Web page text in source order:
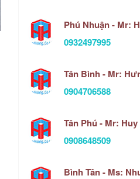
Phú Nhuận - Mr:
0932497995
Tân Bình - Mr:
0904706588
Tân Phú - Mr: Huy
0908648509
Bình Tân - Ms: